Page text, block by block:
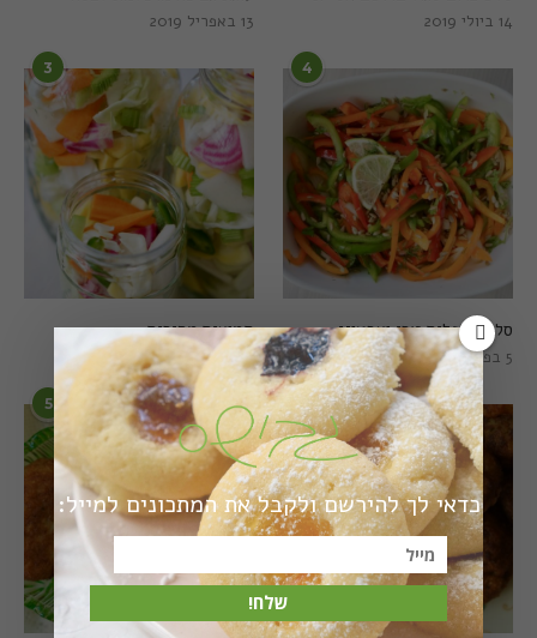
13 באפריל 2019 14 ביולי 2019
3
חמוצים מהירים
1 באוגוסט 2022
4
סלט פלפלים טרי וצבעוני
5 בפברואר 2021
5 6
כדאי לך להירשם ולקבל את המתכונים למייל:
שלח!